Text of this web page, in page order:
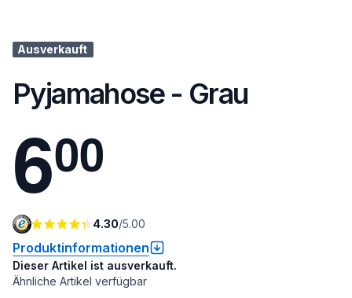
Ausverkauft
Pyjamahose - Grau
600
4.30/5.00
Produktinformationen
Dieser Artikel ist ausverkauft.
Ähnliche Artikel verfügbar